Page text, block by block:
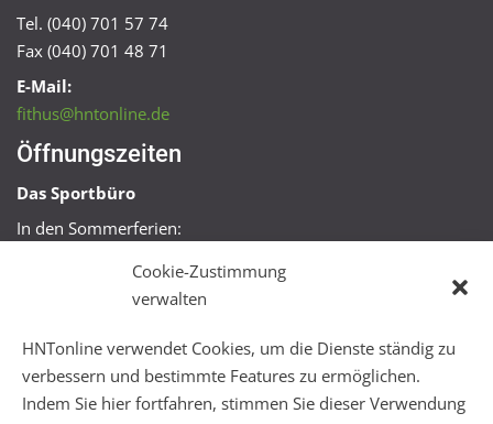
Cookie-Zustimmung
verwalten
HNTonline verwendet Cookies, um die Dienste ständig zu
verbessern und bestimmte Features zu ermöglichen.
Indem Sie hier fortfahren, stimmen Sie dieser Verwendung
Tel. (040) 701 57 74
Fax (040) 701 48 71
E-Mail:
fithus@hntonline.de
Öffnungszeiten
Das Sportbüro
In den Sommerferien:
Mo + Mi 16:00 – 18:00 Uhr
Mo – Fr 08:00 – 22:00 Uhr
Sa + So 10:00 – 18:00 Uhr